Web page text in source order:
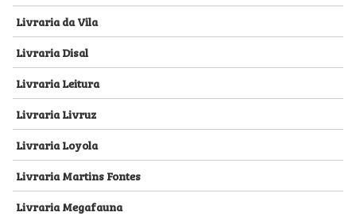
Livraria da Vila
Livraria Disal
Livraria Leitura
Livraria Livruz
Livraria Loyola
Livraria Martins Fontes
Livraria Megafauna